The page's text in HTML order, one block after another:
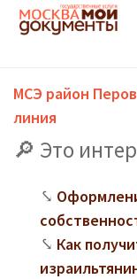
МСЭ район
линия
Это
Как